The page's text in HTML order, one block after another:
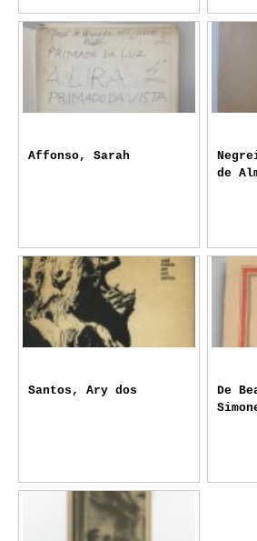
Affonso, Sarah
de
Santos, Ary dos
De